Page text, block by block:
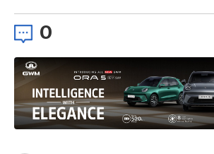
0